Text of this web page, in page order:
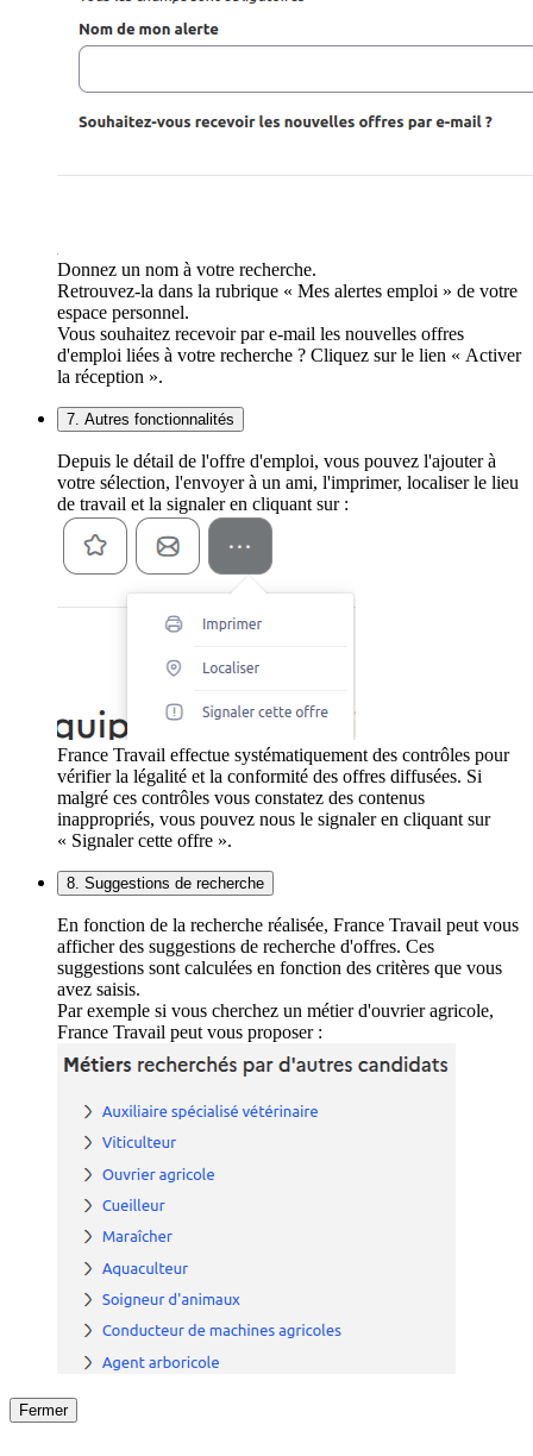
Donnez un nom à votre recherche.
Retrouvez-la dans la rubrique « Mes alertes emploi » de votre
espace personnel.
Vous souhaitez recevoir par e-mail les nouvelles offres
d'emploi liées à votre recherche ? Cliquez sur le lien « Activer
la réception ».
7. Autres fonctionnalités
Depuis le détail de l'offre d'emploi, vous pouvez l'ajouter à
votre sélection, l'envoyer à un ami, l'imprimer, localiser le lieu
de travail et la signaler en cliquant sur :
France Travail effectue systématiquement des contrôles pour
vérifier la légalité et la conformité des offres diffusées. Si
malgré ces contrôles vous constatez des contenus
inappropriés, vous pouvez nous le signaler en cliquant sur
« Signaler cette offre ».
8. Suggestions de recherche
En fonction de la recherche réalisée, France Travail peut vous
afficher des suggestions de recherche d'offres. Ces
suggestions sont calculées en fonction des critères que vous
avez saisis.
Par exemple si vous cherchez un métier d'ouvrier agricole,
France Travail peut vous proposer :
Fermer